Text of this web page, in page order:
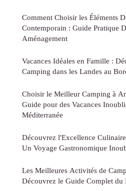
Comment Choisir les Éléments
Contemporain : Guide Pratique
Aménagement
Vacances Idéales en Famille :
Camping dans les Landes au
Choisir le Meilleur Camping à
Guide pour des Vacances
Méditerranée
Découvrez l'Excellence
Un Voyage Gastronomique
Les Meilleures Activités de
Découvrez le Guide Complet du